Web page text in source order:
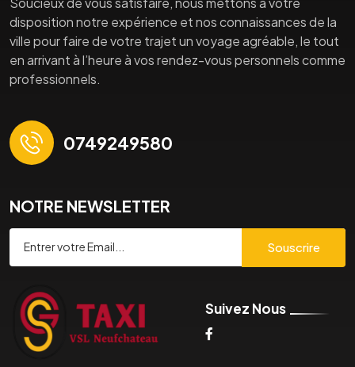
disposition notre expérience et nos connaissances de la
ville pour faire de votre trajet un voyage agréable, le tout
en arrivant à l’heure à vos rendez-vous personnels comme
professionnels.
0749249580
NOTRE NEWSLETTER
Souscrire
Suivez Nous